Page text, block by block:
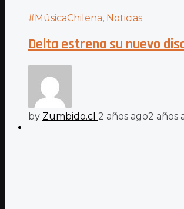
#MúsicaChilena, Noticias
Delta estrena su nuevo
by Zumbido.cl 2 años ago2 años